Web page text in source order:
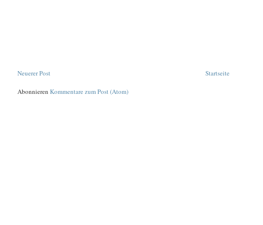
Neuerer Post Startseite
AbonnierenKommentare zum Post (Atom)